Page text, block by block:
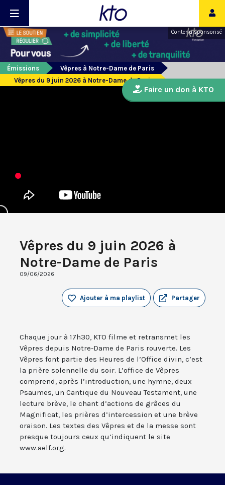
Contenu sponsorisé
Émissions
Vêpres à Notre-Dame de Paris
Vêpres du 9 juin 2026 à Notre-Dame de Paris
Vêpres du 9 juin 2026 à
Notre-Dame de Paris
09/06/2026
Partager
Ajouter à ma playlist
Chaque jour à 17h30, KTO filme et retransmet les
Vêpres depuis Notre-Dame de Paris rouverte. Les
Vêpres font partie des Heures de l’Office divin, c’est
la prière solennelle du soir. L’office de Vêpres
comprend, après l’introduction, une hymne, deux
Psaumes, un Cantique du Nouveau Testament, une
lecture brève, le chant d’actions de grâces du
Magnificat, les prières d’intercession et une brève
oraison. Les textes des Vêpres et de la messe sont
presque toujours ceux qu’indiquent le site
www.aelf.org.
Faire un don à KTO